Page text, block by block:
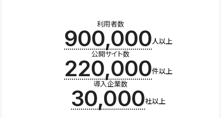
利用者数
900,000人以上
公開サイト数
220,000件以上
導入企業数
30,000社以上